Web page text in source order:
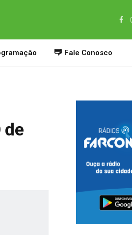
Fale Conosco
de